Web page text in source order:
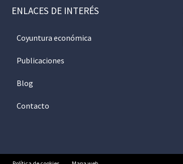
ENLACES DE INTERÉS
Coyuntura económica
Publicaciones
Blog
Contacto